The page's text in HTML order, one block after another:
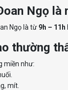
Ngọ là
Ngọ là từ 9h – 11h
thường
miền như:
mít.